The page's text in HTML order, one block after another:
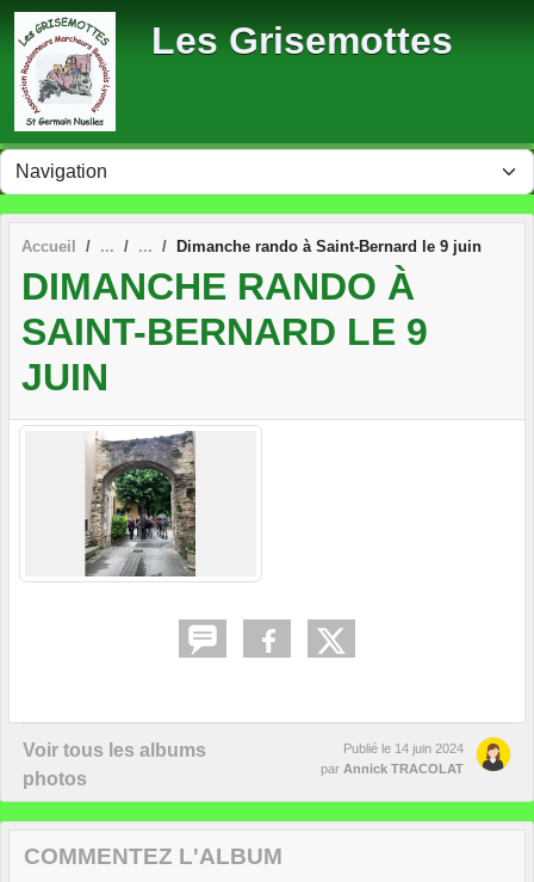
Les Grisemottes
Accueil Dimanche rando à Saint-Bernard le 9 juin
DIMANCHE RANDO À
SAINT-BERNARD LE 9
JUIN
Voir tous les albums
photos
Publié le 14 juin 2024
par Annick TRACOLAT
COMMENTEZ L'ALBUM
Panneau de gestion des cookies